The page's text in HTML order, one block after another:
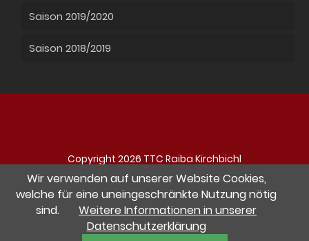
Saison 2019/2020
Saison 2018/2019
Copyright 2026 TTC Raiba Kirchbichl
Navigation
überspringen
Impressum Datenschutz Kontakt
Besuche uns auf Facebook
Wir verwenden auf unserer Website Cookies,
welche für eine uneingeschränkte Nutzung nötig
sind.
Weitere Informationen in unserer
Datenschutzerklärung